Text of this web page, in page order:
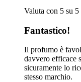
Valuta con 5 su 5
Fantastico!
Il profumo è
davvero efficace
sicuramente lo
stesso marchio.